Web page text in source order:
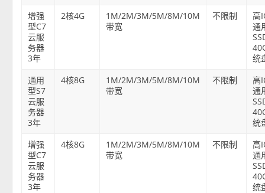
增强
型C7
云服
务器
3年
2核4G
1M/2M/3M/5M/8M/10M
带宽
不限制
高
通
统
通用
型S7
云服
务器
3年
4核8G
1M/2M/3M/5M/8M/10M
带宽
不限制
高
通
统
增强
型C7
云服
务器
3年
4核8G
1M/2M/3M/5M/8M/10M
带宽
不限制
高
通
统